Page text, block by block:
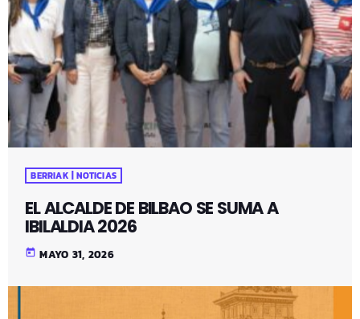
BERRIAK | NOTICIAS
EL ALCALDE DE BILBAO SE SUMA A
IBILALDIA 2026
today MAYO 31, 2026